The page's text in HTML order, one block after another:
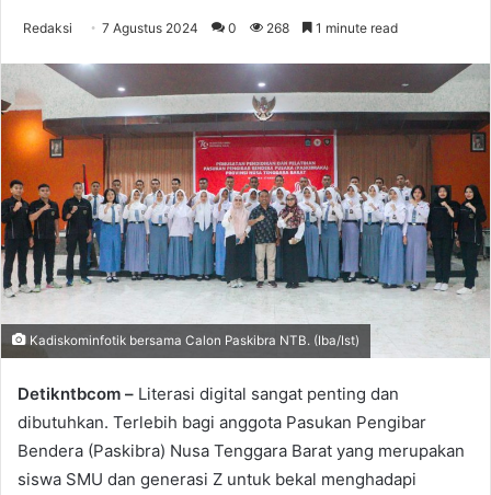
Redaksi 7 Agustus 2024 0 268 1 minute read
Kadiskominfotik bersama Calon Paskibra NTB. (Iba/Ist)
Detikntbcom – Literasi digital sangat penting dan
dibutuhkan. Terlebih bagi anggota Pasukan Pengibar
Bendera (Paskibra) Nusa Tenggara Barat yang merupakan
siswa SMU dan generasi Z untuk bekal menghadapi